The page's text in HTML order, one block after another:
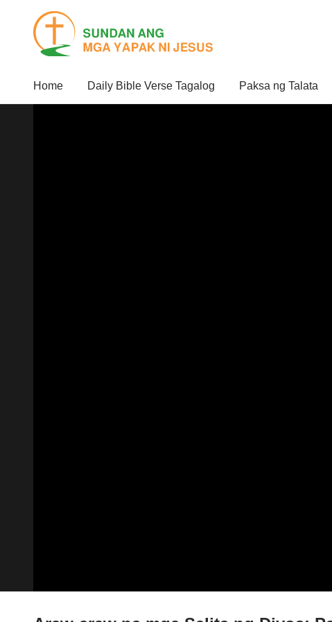
Home Daily Bible Verse Tagalog Paksa ng Talata